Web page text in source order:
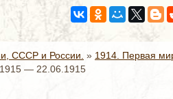
СССР и России. » 1914. Первая
— 22.06.1915